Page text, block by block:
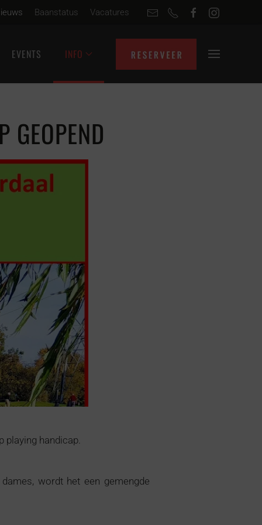
Baanstatus Vacatures
EVENTS INFO
playing handicap.
wordt het een gemengde